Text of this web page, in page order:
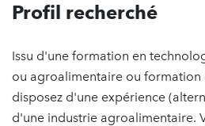
Profil recherché
Issu d'une formation en
ou agroalimentaire ou formation
disposez d'une expérience
d'une industrie agroalimentaire.